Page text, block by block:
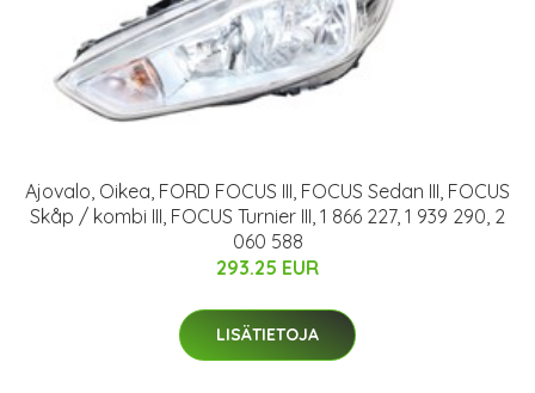
Ajovalo, Oikea, FORD FOCUS III, FOCUS Sedan III, FOCUS
Skåp / kombi III, FOCUS Turnier III, 1 866 227, 1 939 290, 2
060 588
293.25 EUR
LISÄTIETOJA